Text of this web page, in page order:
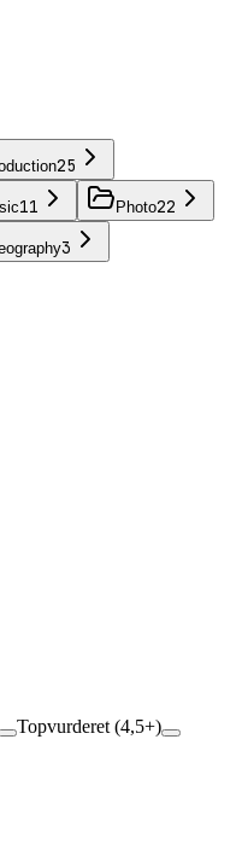
25
11 Photo22
3
Topvurderet (4,5+)